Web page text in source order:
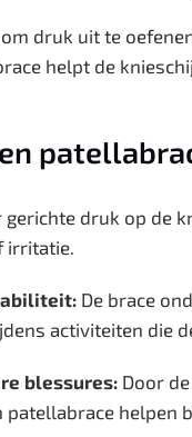
druk uit te
helpt de
druk op de
irritatie.
De brace
activiteiten die
blessures:Door de
patellabrace helpen